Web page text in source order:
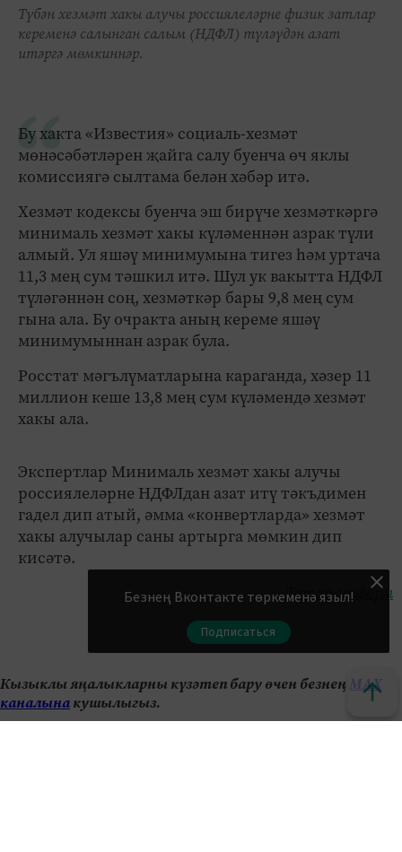
Түбән хезмәт хакы алучы россиялеләрне физик затлар
кеременә салынган салым (НДФЛ) түләүдән азат
итәргә мөмкиннәр.
Бу хакта «Известия» социаль-хезмәт
мөнәсәбәтләрен җайга салу буенча өч яклы
комиссиягә сылтама белән хәбәр итә.
Хезмәт кодексы буенча эш бирүче хезмәткәргә
минималь хезмәт хакы күләменнән азрак түли
алмый. Ул яшәү минимумына тигез һәм уртача
11,3 мең сум тәшкил итә. Шул ук вакытта НДФЛ
түләгәннән соң, хезмәткәр бары 9,8 мең сум
гына ала. Бу очракта аның кереме яшәү
минимумыннан азрак була.
Росстат мәгълүматларына караганда, хәзер 11
миллион кеше 13,8 мең сум күләмендә хезмәт
хакы ала.
Экспертлар Минималь хезмәт хакы алучы
россиялеләрне НДФЛдан азат итү тәкъдимен
гадел дип атый, әмма «конвертларда» хезмәт
хакы алучылар саны артырга мөмкин дип
кисәтә.
Татар-информ
Кызыклы яңалыкларны күзәтеп бару өчен безнең
МАХ
каналынакушылыгыз.
Безнең Вконтакте төркеменә языл!
Подписаться